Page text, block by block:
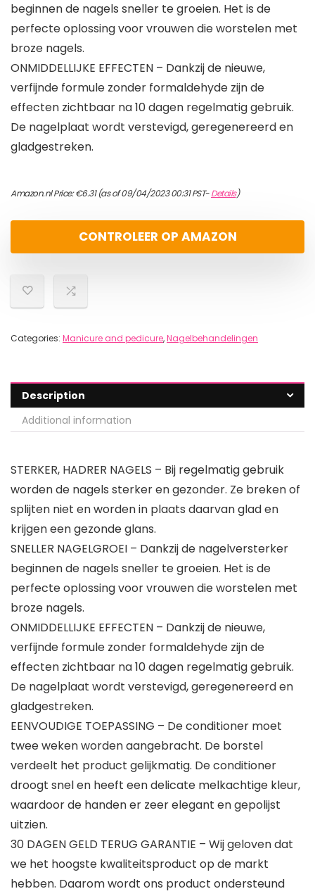
beginnen de nagels sneller te groeien. Het is de
perfecte oplossing voor vrouwen die worstelen met
broze nagels.
ONMIDDELLIJKE EFFECTEN – Dankzij de nieuwe,
verfijnde formule zonder formaldehyde zijn de
effecten zichtbaar na 10 dagen regelmatig gebruik.
De nagelplaat wordt verstevigd, geregenereerd en
gladgestreken.
Amazon.nl Price:€6.31(as of 09/04/2023 00:31 PST-Details)
CONTROLEER OP AMAZON
Categories: Manicure and pedicure,Nagelbehandelingen
Description
Additional information
STERKER, HADRER NAGELS – Bij regelmatig gebruik
worden de nagels sterker en gezonder. Ze breken of
splijten niet en worden in plaats daarvan glad en
krijgen een gezonde glans.
SNELLER NAGELGROEI – Dankzij de nagelversterker
beginnen de nagels sneller te groeien. Het is de
perfecte oplossing voor vrouwen die worstelen met
broze nagels.
ONMIDDELLIJKE EFFECTEN – Dankzij de nieuwe,
verfijnde formule zonder formaldehyde zijn de
effecten zichtbaar na 10 dagen regelmatig gebruik.
De nagelplaat wordt verstevigd, geregenereerd en
gladgestreken.
EENVOUDIGE TOEPASSING – De conditioner moet
twee weken worden aangebracht. De borstel
verdeelt het product gelijkmatig. De conditioner
droogt snel en heeft een delicate melkachtige kleur,
waardoor de handen er zeer elegant en gepolijst
uitzien.
30 DAGEN GELD TERUG GARANTIE – Wij geloven dat
we het hoogste kwaliteitsproduct op de markt
hebben. Daarom wordt ons product ondersteund